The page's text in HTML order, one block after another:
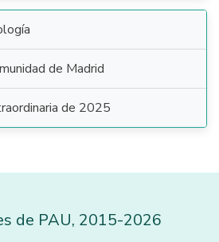
de Madrid
de 2025
de PAU, 2015-2026